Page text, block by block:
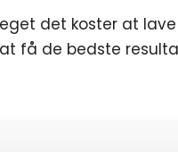
det koster at
få de bedste